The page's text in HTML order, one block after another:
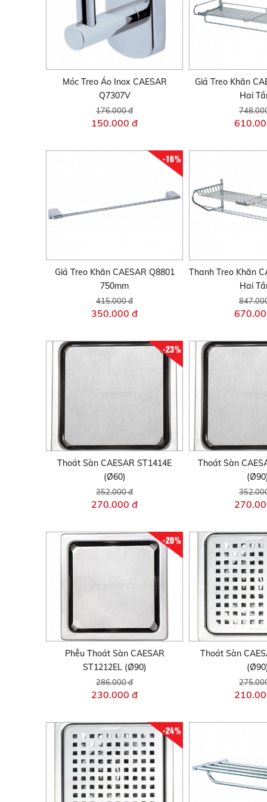
Móc Treo Áo Inox CAESAR
Q7307V
176.000 đ
150.000 đ
Giá Treo Khăn
Hai
-16%
Giá Treo Khăn CAESAR Q8801
750mm
415.000 đ
350.000 đ
Thanh Treo Khăn
Hai
-23%
Thoát Sàn CAESAR ST1414E
(Ø60)
352.000 đ
270.000 đ
Thoát Sàn
-20%
Phễu Thoát Sàn CAESAR
ST1212EL (Ø90)
286.000 đ
230.000 đ
Thoát Sàn
-24%